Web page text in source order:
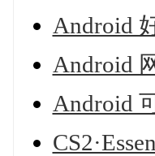
Android
Android
Android